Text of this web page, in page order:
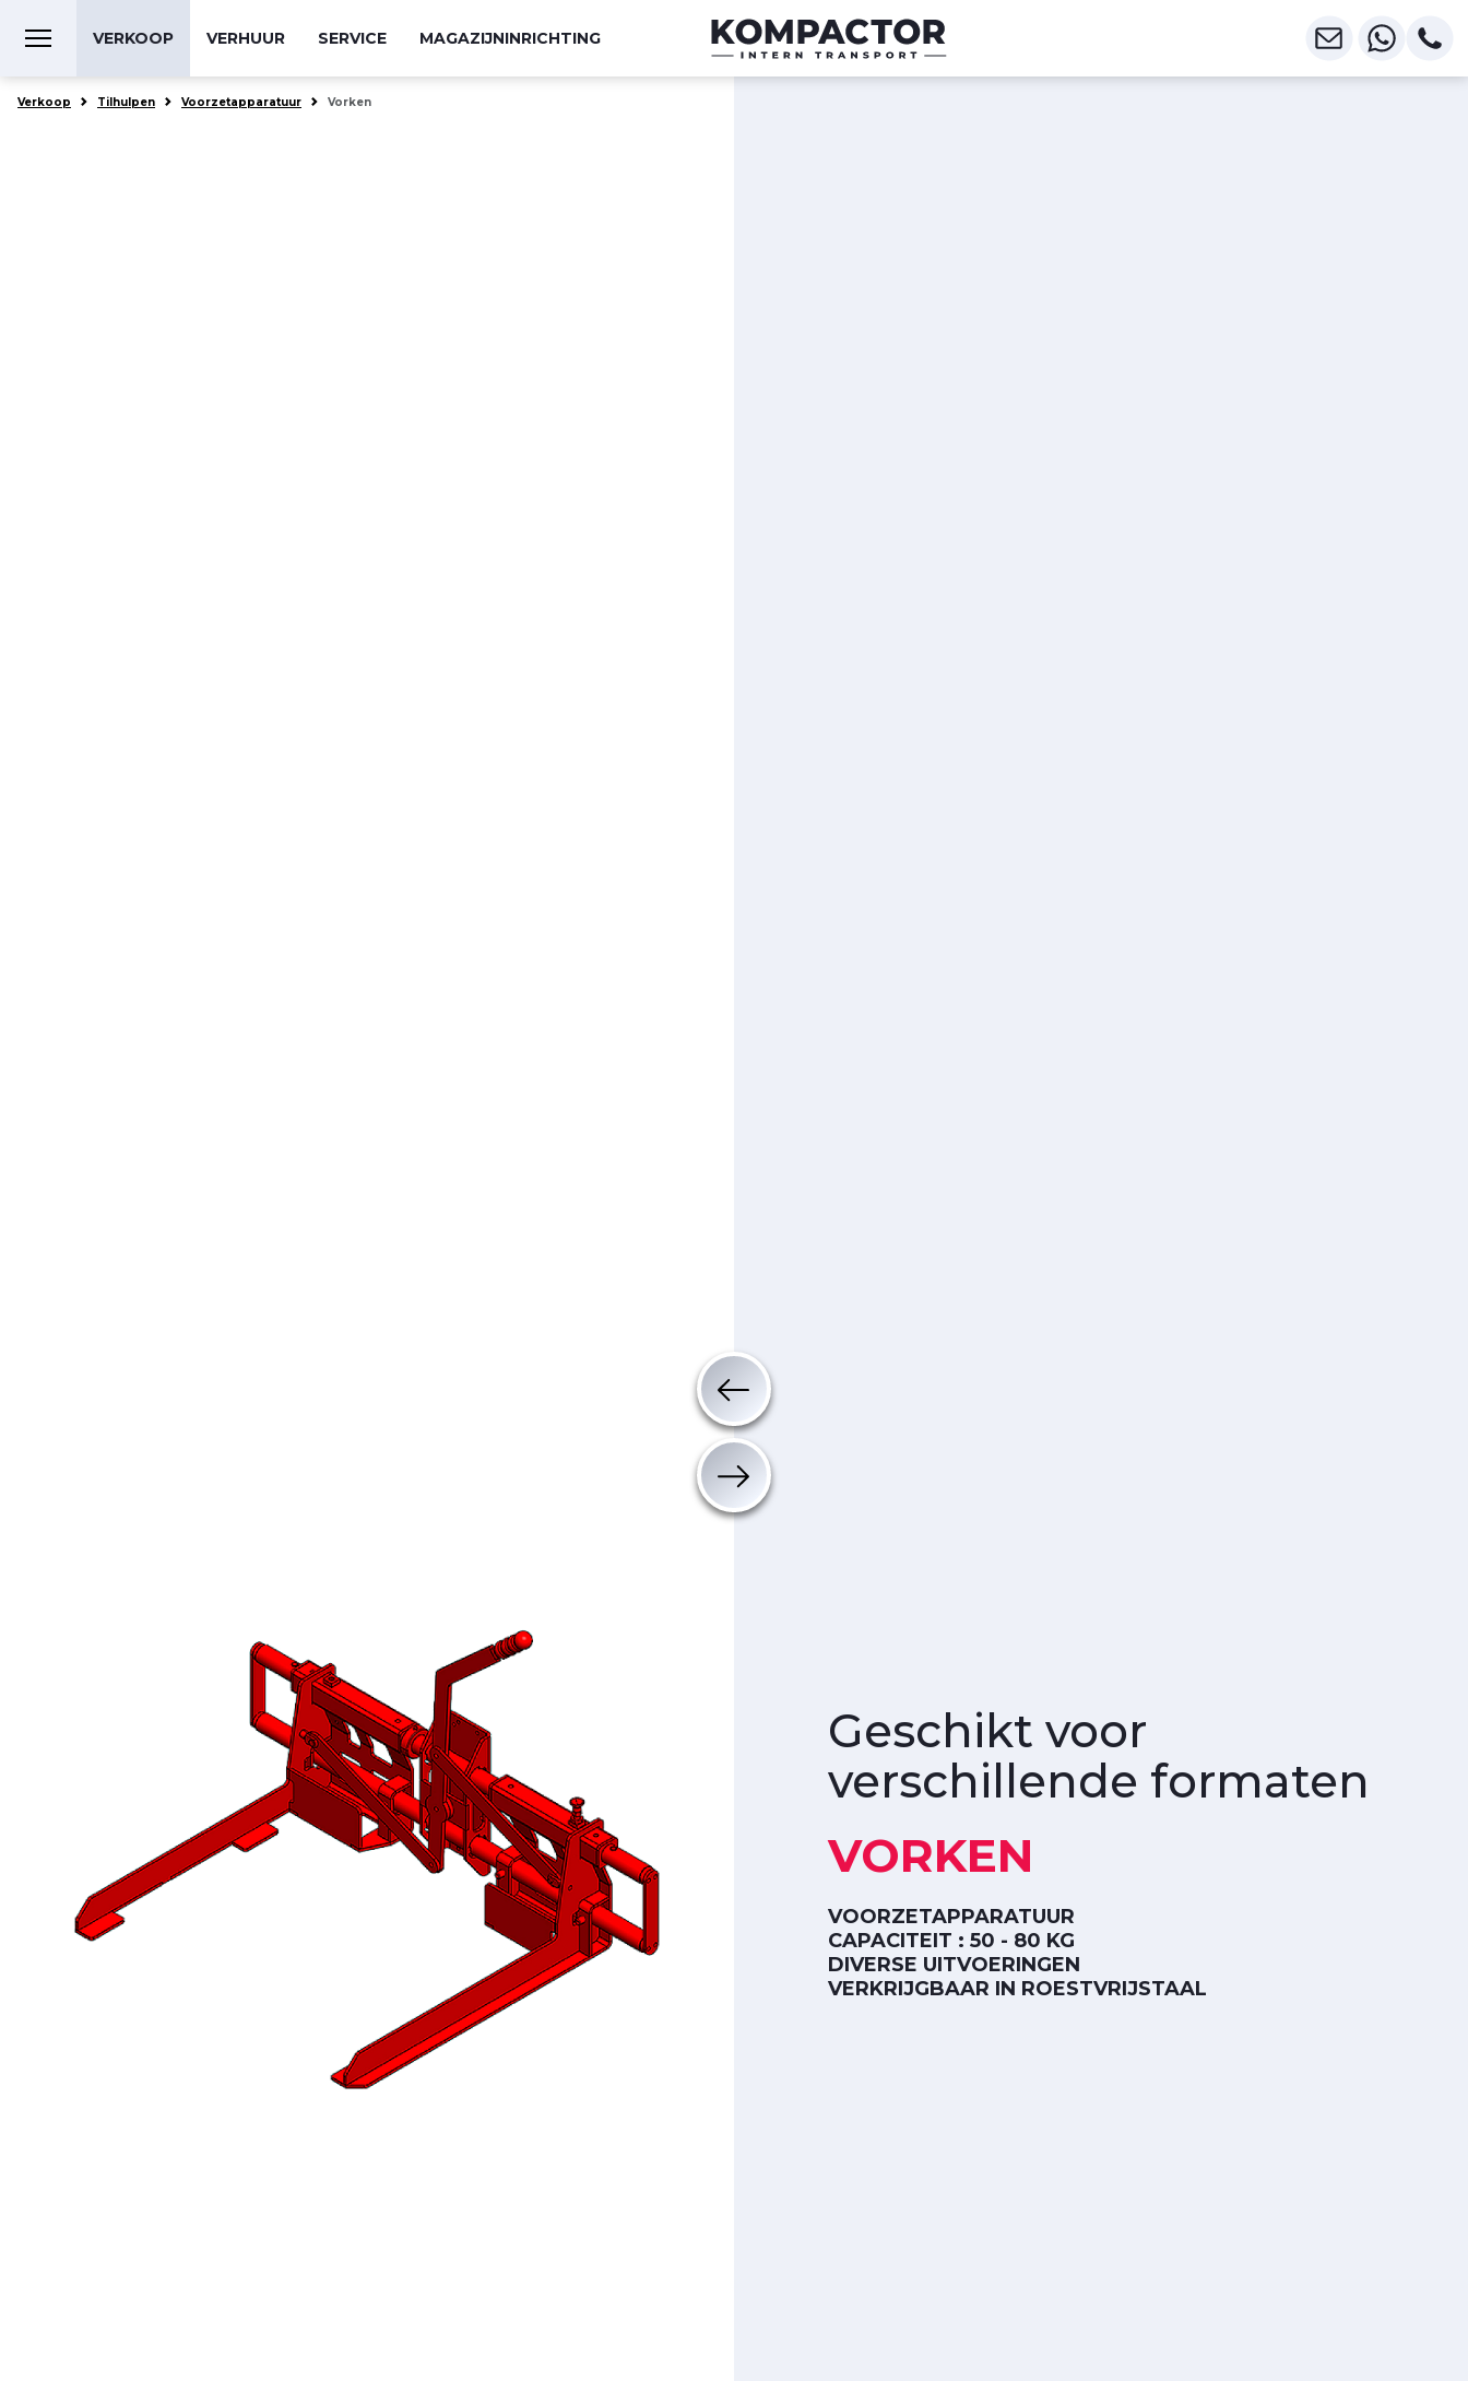
VERKOOP VERHUUR SERVICE MAGAZIJNINRICHTING
Verkoop Tilhulpen Voorzetapparatuur Vorken
Geschikt voor
verschillende formaten
VORKEN
VOORZETAPPARATUUR
CAPACITEIT : 50 - 80 KG
DIVERSE UITVOERINGEN
VERKRIJGBAAR IN ROESTVRIJSTAAL